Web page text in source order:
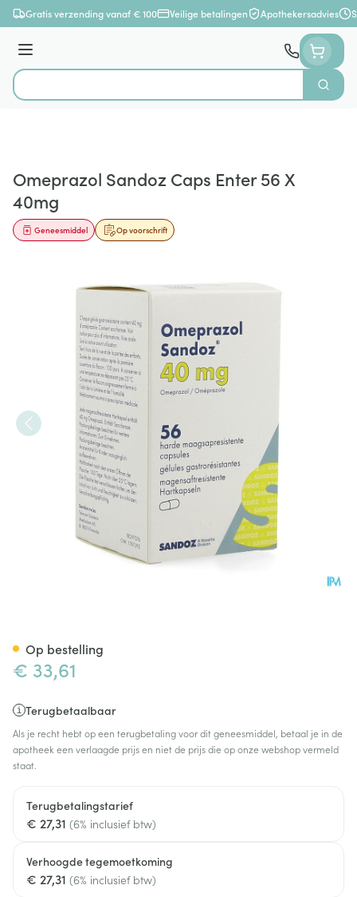
Ga naar de inhoud
Gratis verzending vanaf € 100 Veilige betalingen Apothekersadvies
Menu
Product, merk, categorie...
Zoek
Omeprazol Sandoz Caps Enter 56 X
40mg
Op voorschrift
Geneesmiddel
€ 33,61
Terugbetaalbaar
Als je recht hebt op een terugbetaling voor dit geneesmiddel, betaal je in de
apotheek een verlaagde prijs en niet de prijs die op onze webshop vermeld
staat.
Terugbetalingstarief
€ 27,31 (6% inclusief btw)
Verhoogde tegemoetkoming
€ 27,31 (6% inclusief btw)
Op bestelling